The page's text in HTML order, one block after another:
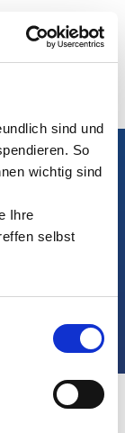
sind und
So
wichtig sind
Ihre
selbst